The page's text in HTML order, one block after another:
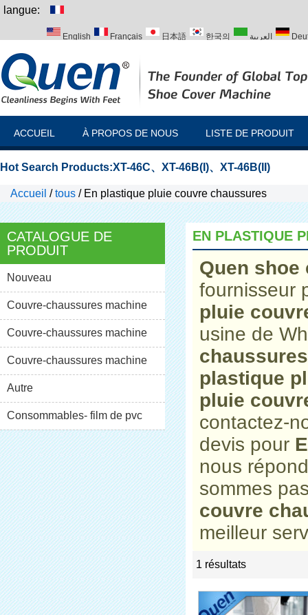
langue:
English Français 日本語 한국의 العربية
ACCUEIL À PROPOS DE NOUS LISTE DE PRODUIT
Hot Search Products:XT-46C、 XT-46B(I)、 XT-46B(II)
Accueil /tous / En plastique pluie couvre chaussures
CATALOGUE DE
PRODUIT
Nouveau
Couvre-chaussures machine
XT-46C
Couvre-chaussures machine
XT-46B (i)
Couvre-chaussures machine
XT-46B (II)
Autre
Consommables- film de pvc
EN PLASTIQUE
Quen
fournisseur
pluie
usine de
chaussures
plastique
pluie
contactez-
devis pour
nous
sommes
couvre
meilleur
1 résultats